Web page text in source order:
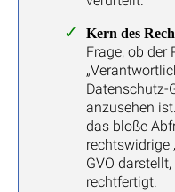
Kern des
Frage, ob der
Datenschutz-
anzusehen
das bloße
rechtswidrige
GVO
rechtfertigt.